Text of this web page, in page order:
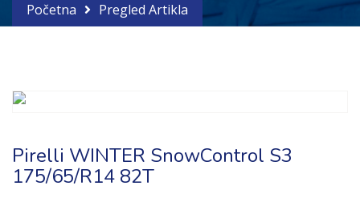
Početna Pregled Artikla
Pirelli WINTER SnowControl S3
175/65/R14 82T